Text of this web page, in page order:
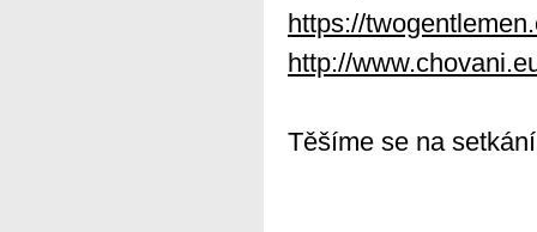
https://
http://
Těšíme se na